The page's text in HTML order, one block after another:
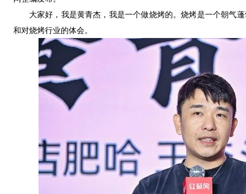
大家好，我是黄青杰，我是一个做烧烤的。烧烤是一个朝气
和对烧烤行业的体会。